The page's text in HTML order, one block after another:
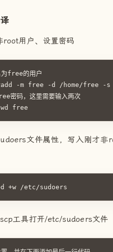
root用户、设置密码
为free的用户
-m free -d /home/free -
密码，这里需要输入两次
free
文件属性，写入刚才非
+w /etc/sudoers
工具打开/etc/sudoers文件